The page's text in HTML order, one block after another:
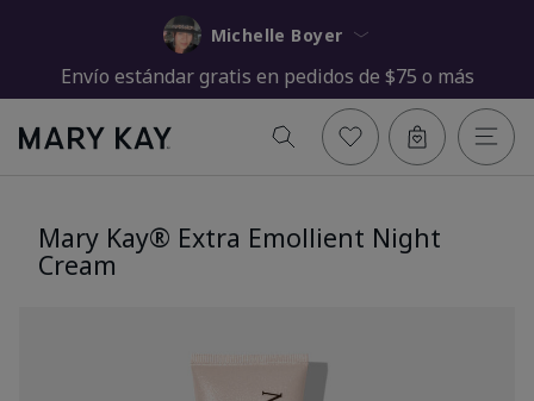
Michelle Boyer
Envío estándar gratis en pedidos de $75 o más
Mary Kay® Extra Emollient Night
Cream